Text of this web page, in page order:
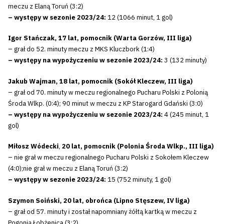
meczu z Elaną Toruń (3:2)
– występy w sezonie 2023/24: 12 (1066 minut, 1 gol)
Igor Stańczak, 17 lat, pomocnik (Warta Gorzów, III liga)
– grał do 52. minuty meczu z MKS Kluczbork (1:4)
– występy na wypożyczeniu w sezonie 2023/24: 3 (132 minuty)
Jakub Wajman, 18 lat, pomocnik (Sokół Kleczew, III liga)
– grał od 70. minuty w meczu regionalnego Pucharu Polski z Polonią
Środa Wlkp. (0:4); 90 minut w meczu z KP Starogard Gdański (3:0)
– występy na wypożyczeniu w sezonie 2023/24: 4 (245 minut, 1
gol)
Miłosz Wódecki, 20 lat, pomocnik (Polonia Środa Wlkp., III liga)
– nie grał w meczu regionalnego Pucharu Polski z Sokołem Kleczew
(4:0);nie grał w meczu z Elaną Toruń (3:2)
– występy w sezonie 2023/24: 15 (752 minuty, 1 gol)
Szymon Soiński, 20 lat, obrońca (Lipno Stęszew, IV liga)
– grał od 57. minuty i został napomniany żółtą kartką w meczu z